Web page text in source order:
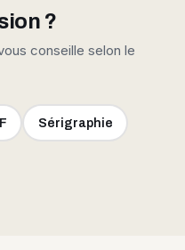
?
conseille selon le
Sérigraphie